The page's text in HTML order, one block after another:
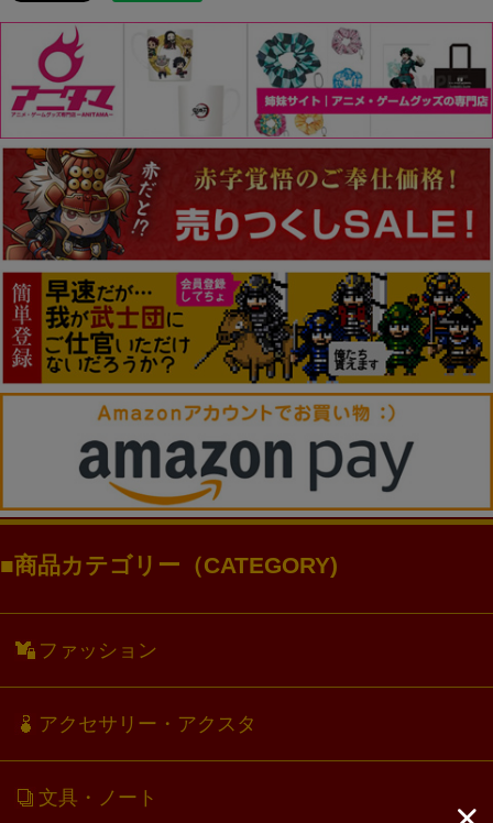
商品カテゴリー（CATEGORY)
ファッション
アクセサリー・アクスタ
文具・ノート